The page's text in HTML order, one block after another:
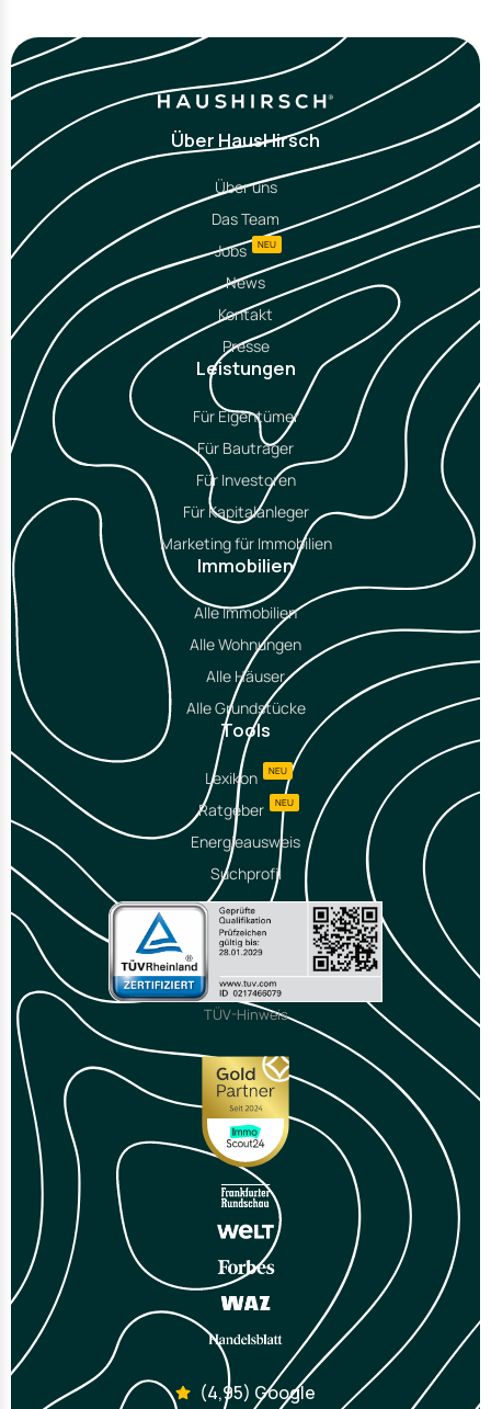
Über HausHirsch
Über uns
Das Team
Jobs
NEU
News
Kontakt
Presse
Leistungen
Für Eigentümer
Für Bauträger
Für Investoren
Für Kapitalanleger
Marketing für Immobilien
Immobilien
Alle Immobilien
Alle Wohnungen
Alle Häuser
Alle Grundstücke
Tools
Lexikon NEU
Ratgeber NEU
Energieausweis
Suchprofil
TÜV-Hinweis
(4,95) Google